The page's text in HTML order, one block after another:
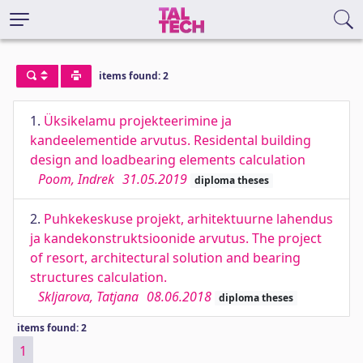
items found: 2
1. Üksikelamu projekteerimine ja
kandeelementide arvutus. Residental building
design and loadbearing elements calculation
Poom, Indrek 31.05.2019 diploma theses
2. Puhkekeskuse projekt, arhitektuurne lahendus
ja kandekonstruktsioonide arvutus. The project
of resort, architectural solution and bearing
structures calculation.
Skljarova, Tatjana 08.06.2018 diploma theses
items found: 2
1